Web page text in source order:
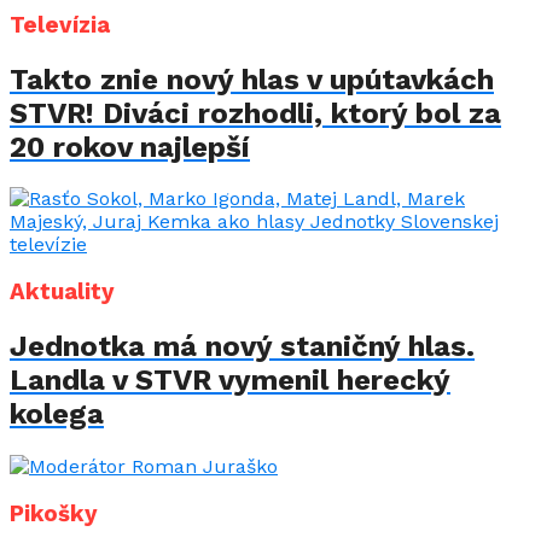
Televízia
Takto znie nový hlas v upútavkách
STVR! Diváci rozhodli, ktorý bol za
20 rokov najlepší
Aktuality
Jednotka má nový staničný hlas.
Landla v STVR vymenil herecký
kolega
Pikošky